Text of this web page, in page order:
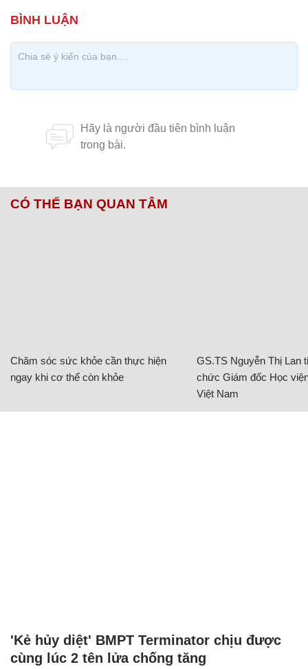
CÓ THỂ BẠN QUAN TÂM
Chăm sóc sức khỏe cần thực hiện
ngay khi cơ thể còn khỏe
GS.TS Nguyễn Thị Lan
chức Giám đốc Học
Việt Nam
'Kẻ hủy diệt' BMPT Terminator chịu được
cùng lúc 2 tên lửa chống tăng